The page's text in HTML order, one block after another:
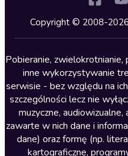
Kryminały
Lektury szkolne
Literatura anglojęzyczna
Literatura faktu
Literatura obyczajowa
Literatura piękna obca
Literatura piękna polska
Copyright © 2008-
Pobieranie,
inne wykorzystywanie
serwisie - bez względu na
szczególności lecz nie
muzyczne,
zawarte w nich dane i
dane) oraz formę (np.
kartograficzne,